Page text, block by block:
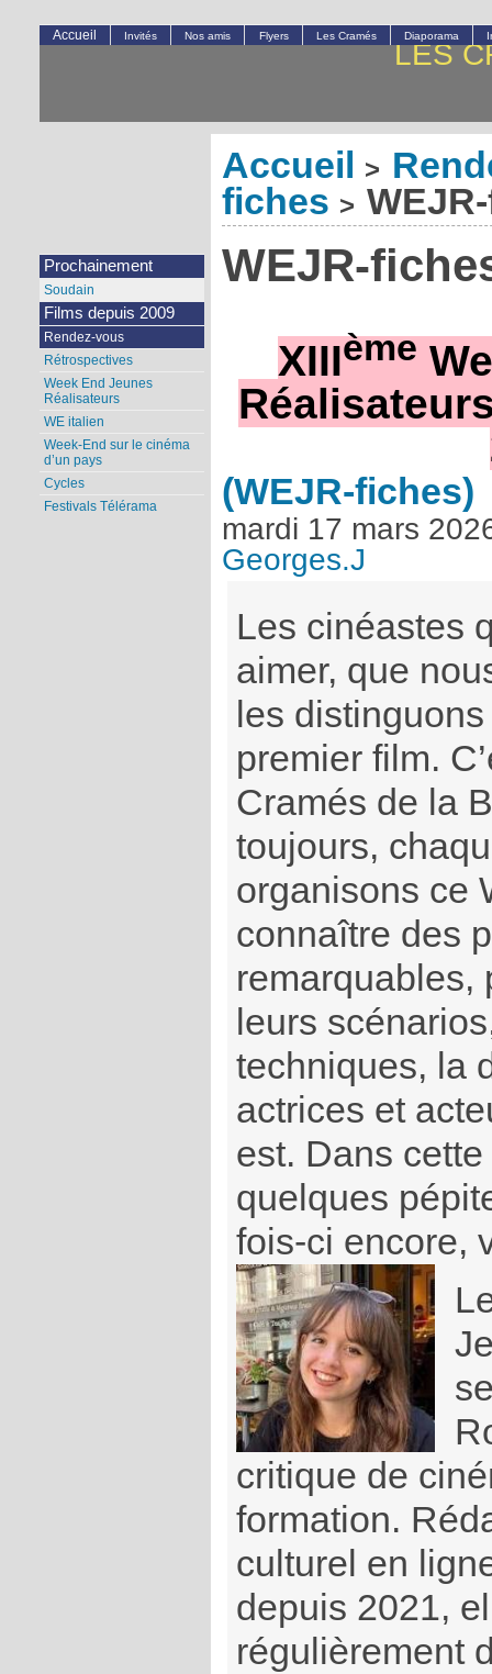
LES
Accueil >
fiches >
WEJR-
XIIIème
(WEJR-fiches)
mardi 17 mars
Georges.J
Les cinéastes
aimer, que
les
premier film.
Cramés de la
toujours,
organisons ce
connaître des
remarquables,
leurs
techniques, la
actrices et
est. Dans
quelques
fois-ci encore,
critique de
formation.
culturel en
depuis 2021,
régulièrement
Accueil Invités Nos amis Flyers Les Cramés Diaporama
Prochainement
Soudain
Films depuis 2009
Rendez-vous
Rétrospectives
Week End Jeunes
Réalisateurs
WE italien
Week-End sur le cinéma
d’un pays
Cycles
Festivals Télérama